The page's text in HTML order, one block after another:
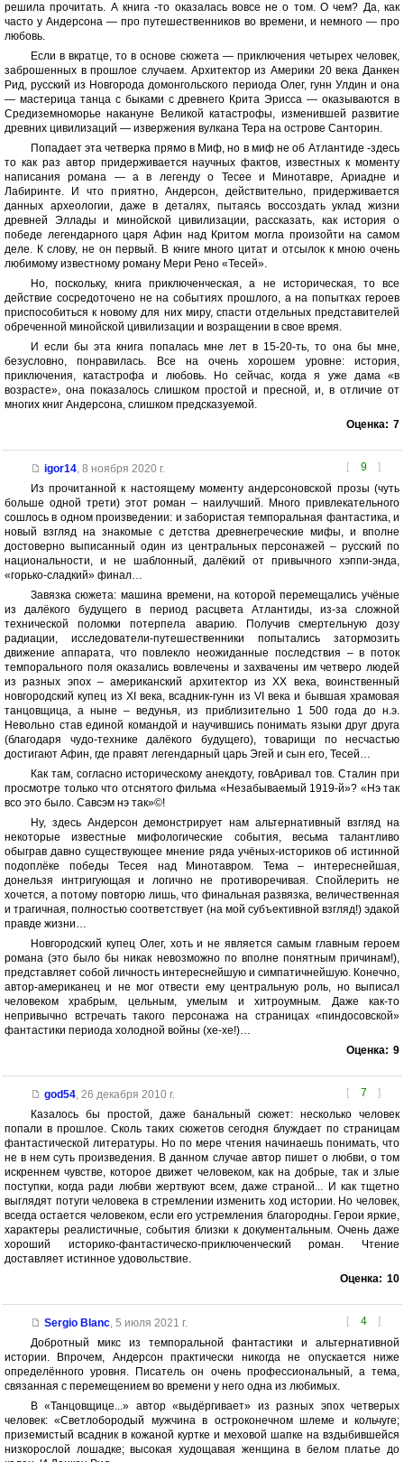
решила прочитать. А книга -то оказалась вовсе не о том. О чем? Да, как
часто у Андерсона — про путешественников во времени, и немного — про
любовь.
Если в вкратце, то в основе сюжета — приключения четырех человек,
заброшенных в прошлое случаем. Архитектор из Америки 20 века Данкен
Рид, русский из Новгорода домонгольского периода Олег, гунн Улдин и она
— мастерица танца с быками с древнего Крита Эрисса — оказываются в
Средиземноморье накануне Великой катастрофы, изменившей развитие
древних цивилизаций — извержения вулкана Тера на острове Санторин.
Попадает эта четверка прямо в Миф, но в миф не об Атлантиде -здесь
то как раз автор придерживается научных фактов, известных к моменту
написания романа — а в легенду о Тесее и Минотавре, Ариадне и
Лабиринте. И что приятно, Андерсон, действительно, придерживается
данных археологии, даже в деталях, пытаясь воссоздать уклад жизни
древней Эллады и минойской цивилизации, рассказать, как история о
победе легендарного царя Афин над Критом могла произойти на самом
деле. К слову, не он первый. В книге много цитат и отсылок к мною очень
любимому известному роману Мери Рено «Тесей».
Но, поскольку, книга приключенческая, а не историческая, то все
действие сосредоточено не на событиях прошлого, а на попытках героев
приспособиться к новому для них миру, спасти отдельных представителей
обреченной минойской цивилизации и возращении в свое время.
И если бы эта книга попалась мне лет в 15-20-ть, то она бы мне,
безусловно, понравилась. Все на очень хорошем уровне: история,
приключения, катастрофа и любовь. Но сейчас, когда я уже дама «в
возрасте», она показалось слишком простой и пресной, и, в отличие от
многих книг Андерсона, слишком предсказуемой.
Оценка: 7
[ 9 ]
igor14, 8 ноября 2020 г.
Из прочитанной к настоящему моменту андерсоновской прозы (чуть
больше одной трети) этот роман – наилучший. Много привлекательного
сошлось в одном произведении: и забористая темпоральная фантастика, и
новый взгляд на знакомые с детства древнегреческие мифы, и вполне
достоверно выписанный один из центральных персонажей – русский по
национальности, и не шаблонный, далёкий от привычного хэппи-энда,
«горько-сладкий» финал…
Завязка сюжета: машина времени, на которой перемещались учёные
из далёкого будущего в период расцвета Атлантиды, из-за сложной
технической поломки потерпела аварию. Получив смертельную дозу
радиации, исследователи-путешественники попытались затормозить
движение аппарата, что повлекло неожиданные последствия – в поток
темпорального поля оказались вовлечены и захвачены им четверо людей
из разных эпох – американский архитектор из ХХ века, воинственный
новгородский купец из ХI века, всадник-гунн из VI века и бывшая храмовая
танцовщица, а ныне – ведунья, из приблизительно 1 500 года до н.э.
Невольно став единой командой и научившись понимать языки друг друга
(благодаря чудо-технике далёкого будущего), товарищи по несчастью
достигают Афин, где правят легендарный царь Эгей и сын его, Тесей…
Как там, согласно историческому анекдоту, говАривал тов. Сталин при
просмотре только что отснятого фильма «Незабываемый 1919-й»? «Нэ так
всо это было. Савсэм нэ так»©!
Ну, здесь Андерсон демонстрирует нам альтернативный взгляд на
некоторые известные мифологические события, весьма талантливо
обыграв давно существующее мнение ряда учёных-историков об истинной
подоплёке победы Тесея над Минотавром. Тема – интереснейшая,
донельзя интригующая и логично не противоречивая. Спойлерить не
хочется, а потому повторю лишь, что финальная развязка, величественная
и трагичная, полностью соответствует (на мой субъективной взгляд!) эдакой
правде жизни…
Новгородский купец Олег, хоть и не является самым главным героем
романа (это было бы никак невозможно по вполне понятным причинам!),
представляет собой личность интереснейшую и симпатичнейшую. Конечно,
автор-американец и не мог отвести ему центральную роль, но выписал
человеком храбрым, цельным, умелым и хитроумным. Даже как-то
непривычно встречать такого персонажа на страницах «пиндосовской»
фантастики периода холодной войны (хе-хе!)…
Оценка: 9
[ 7 ]
god54, 26 декабря 2010 г.
Казалось бы простой, даже банальный сюжет: несколько человек
попали в прошлое. Сколь таких сюжетов сегодня блуждает по страницам
фантастической литературы. Но по мере чтения начинаешь понимать, что
не в нем суть произведения. В данном случае автор пишет о любви, о том
искреннем чувстве, которое движет человеком, как на добрые, так и злые
поступки, когда ради любви жертвуют всем, даже страной... И как тщетно
выглядят потуги человека в стремлении изменить ход истории. Но человек,
всегда остается человеком, если его устремления благородны. Герои яркие,
характеры реалистичные, события близки к документальным. Очень даже
хороший историко-фантастическо-приключенческий роман. Чтение
доставляет истинное удовольствие.
Оценка: 10
[ 4 ]
Sergio Blanc, 5 июля 2021 г.
Добротный микс из темпоральной фантастики и альтернативной
истории. Впрочем, Андерсон практически никогда не опускается ниже
определённого уровня. Писатель он очень профессиональный, а тема,
связанная с перемещением во времени у него одна из любимых.
В «Танцовщице...» автор «выдёргивает» из разных эпох четверых
человек: «Светлобородый мужчина в остроконечном шлеме и кольчуге;
приземистый всадник в кожаной куртке и меховой шапке на вздыбившейся
низкорослой лошадке; высокая худощавая женщина в белом платье до